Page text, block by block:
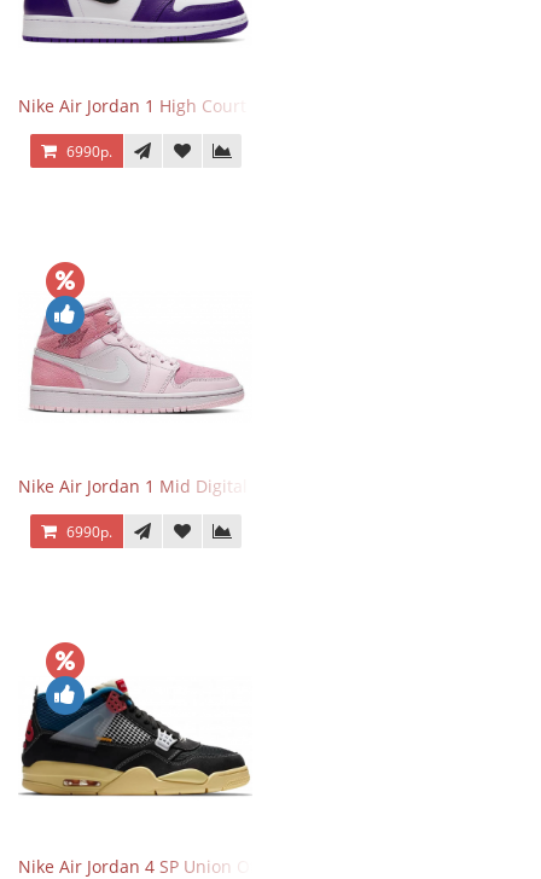
Nike Air Jordan 1 High Court Purple 2.0
6990р.
Nike Air Jordan 1 Mid Digital Pink
6990р.
Nike Air Jordan 4 SP Union Off Noir